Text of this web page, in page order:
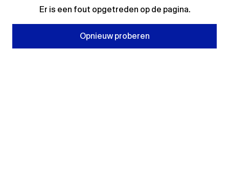
Er is een fout opgetreden op de pagina.
Opnieuw proberen